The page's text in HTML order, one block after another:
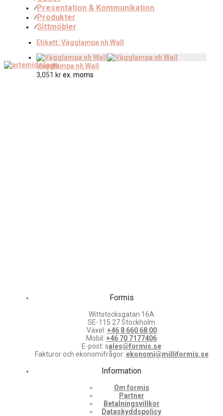
⁄Presentation & Kommunikation
⁄Produkter
⁄Sittmöbler
Etikett: Vägglampa nh Wall
Vägglampa nh Wall
3,051 krex. moms
Formis
Wittstocksgatan 16A
SE-115 27 Stockholm
Växel: +46 8 660 68 00
Mobil: +46 70 7177406
E-post: sales@formis.se
Fakturor och ekonomifrågor: ekonomi@milliformis.se
Information
Om formis
Partner
Betalningsvillkor
Dataskyddspolicy